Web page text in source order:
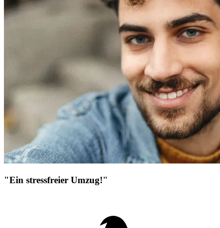
"Ein stressfreier Umzug!"